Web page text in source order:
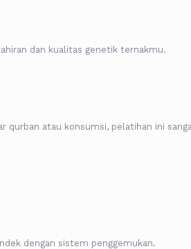
dan kualitas genetik ternakmu.
qurban atau konsumsi, pelatihan ini
dengan sistem penggemukan.